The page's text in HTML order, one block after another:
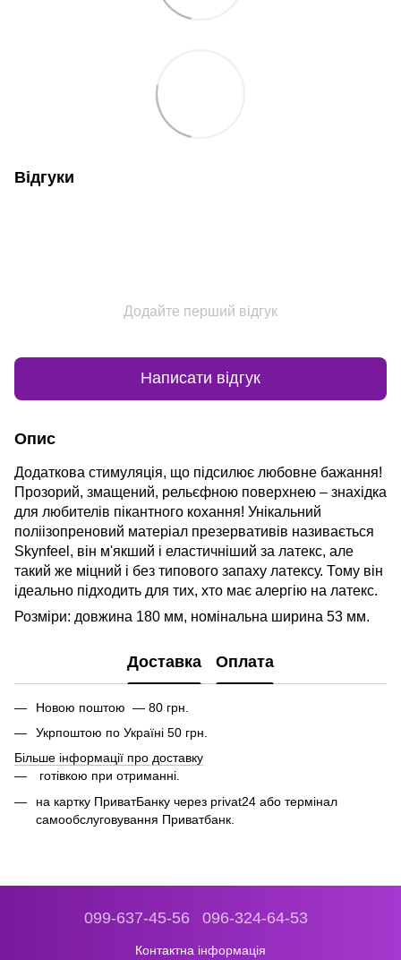
Відгуки
Додайте перший відгук
Написати відгук
Опис
Додаткова стимуляція, що підсилює любовне бажання!
Прозорий, змащений, рельєфною поверхнею – знахідка
для любителів пікантного кохання! Унікальний
поліізопреновий матеріал презервативів називається
Skynfeel, він м'якший і еластичніший за латекс, але
такий же міцний і без типового запаху латексу. Тому він
ідеально підходить для тих, хто має алергію на латекс.
Розміри: довжина 180 мм, номінальна ширина 53 мм.
Доставка Оплата
Новою поштою — 80 грн.
Укрпоштою по Україні 50 грн.
Більше інформації про доставку
готівкою при отриманні.
на картку ПриватБанку через privat24 або термінал
самообслуговування Приватбанк.
099-637-45-56 096-324-64-53
Контактна інформація